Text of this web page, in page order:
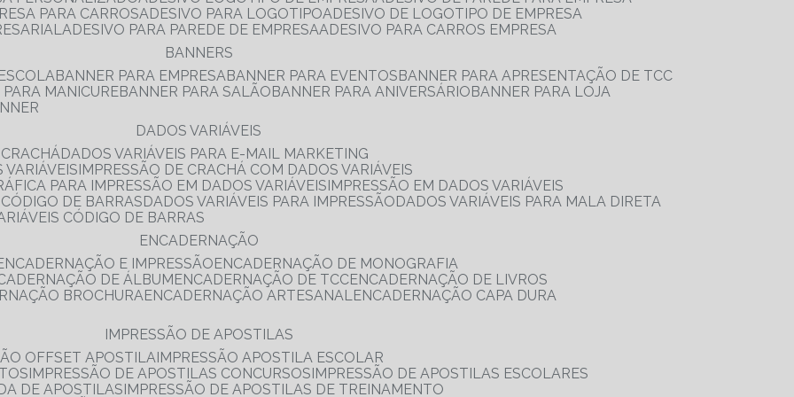
PARA CARROS
ADESIVO PARA LOGOTIPO
ADESIVO DE LOGOTIPO DE EMPRESA
ADESIVO PARA PAREDE DE EMPRESA
ADESIVO PARA CARROS EMPRESA
BANNERS
BANNER PARA EMPRESA BANNER PARA EVENTOS
BANNER PARA APRESENTAÇÃO DE TCC
PARA MANICURE
BANNER PARA SALÃO BANNER PARA ANIVERSÁRIO
BANNER PARA LOJA
DADOS VARIÁVEIS
DADOS VARIÁVEIS PARA E-MAIL MARKETING
VARIÁVEIS IMPRESSÃO DE CRACHÁ COM DADOS VARIÁVEIS
PARA IMPRESSÃO EM DADOS VARIÁVEIS IMPRESSÃO EM DADOS VARIÁVEIS
DE BARRAS
DADOS VARIÁVEIS PARA IMPRESSÃO
DADOS VARIÁVEIS PARA MALA DIRETA
CÓDIGO DE BARRAS
ENCADERNAÇÃO
ENCADERNAÇÃO E IMPRESSÃO
ENCADERNAÇÃO DE MONOGRAFIA
DE ÁLBUM
ENCADERNAÇÃO DE TCC
ENCADERNAÇÃO DE LIVROS
BROCHURA
ENCADERNAÇÃO ARTESANAL ENCADERNAÇÃO CAPA DURA
IMPRESSÃO DE APOSTILAS
OFFSET APOSTILA IMPRESSÃO APOSTILA ESCOLAR
IMPRESSÃO DE APOSTILAS CONCURSOS IMPRESSÃO DE APOSTILAS ESCOLARES
DE APOSTILAS IMPRESSÃO DE APOSTILAS DE TREINAMENTO